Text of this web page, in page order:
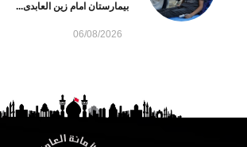
بیمارستان امام زین العابدی...
06/08/2026